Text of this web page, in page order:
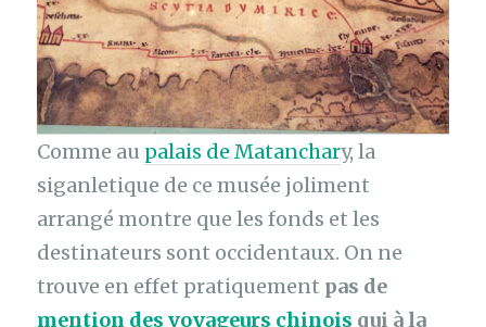
Comme au palais de Matanchary, la
siganletique de ce musée joliment
arrangé montre que les fonds et les
destinateurs sont occidentaux. On ne
trouve en effet pratiquement pas de
mention des voyageurs chinois qui à la